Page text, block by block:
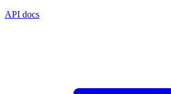
API docs